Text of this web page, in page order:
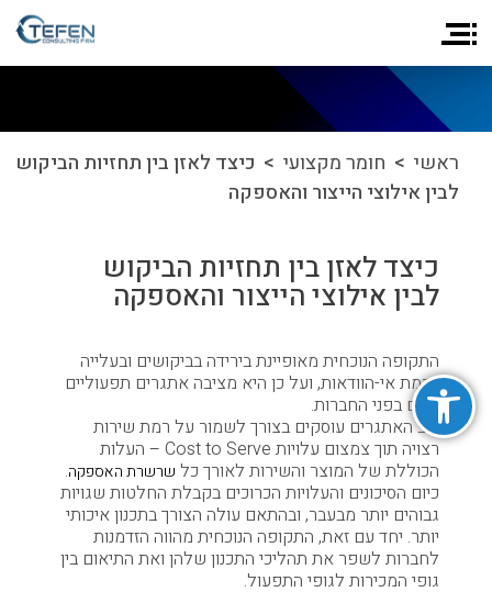
פתח סרגל נגישות
ראשי > חומר מקצועי > כיצד לאזן בין תחזיות הביקוש
לבין אילוצי הייצור והאספקה
כיצד לאזן בין תחזיות הביקוש
לבין אילוצי הייצור והאספקה
התקופה הנוכחית מאופיינת בירידה בביקושים ובעלייה
ברמת אי-הוודאות, ועל כן היא מציבה אתגרים תפעוליים
רבים בפני החברות.
רוב האתגרים עוסקים בצורך לשמור על רמת שירות
רצויה תוך צמצום עלויות Cost to Serve – העלות
הכוללת של המוצר והשירות לאורך כל שרשרת האספקה.
כיום הסיכונים והעלויות הכרוכים בקבלת החלטות שגויות
גבוהים יותר מבעבר, ובהתאם עולה הצורך בתכנון איכותי
יותר. יחד עם זאת, התקופה הנוכחית מהווה הזדמנות
לחברות לשפר את תהליכי התכנון שלהן ואת התיאום בין
גופי המכירות לגופי התפעול.